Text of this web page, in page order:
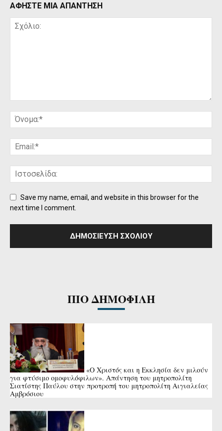
ΑΦΗΣΤΕ ΜΙΑ ΑΠΑΝΤΗΣΗ
Save my name, email, and website in this browser for the
next time I comment.
ΠΙΟ ΔΗΜΟΦΙΛΗ
«Ο Χριστός και η Εκκλησία δεν μιλούν
για φτύσιμο ομοφυλόφιλων». Απάντηση του μητροπολίτη
Σιατίστης Παύλου στην προτροπή του μητροπολίτη Αιγιαλείας
Αμβρόσιου